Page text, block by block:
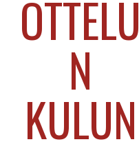
OTTELU
N
KULUN